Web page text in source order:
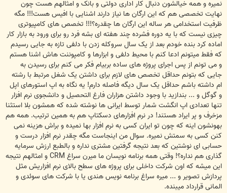
نمیره و همه خیالشون دنبال کار اداری دولتی و بانک و امثالهم هست چون
نهایت تخصصی هم که این ارگان ها نیاز دارند اشنایی با افیس هست!!! مگه
ظرفیت استخدامی هر ساله این ارگان ها چقدره؟!!! تخصص های کامپیوتری
چیزی نیست که با یه دوره فشرده چند هفته ای بشه فرد رو برای ورود به بازار کار
اماده کرد بنده خودم بعد از یک سال سروکله زدن با دلفی تازه به جایی رسیدم
که فقط میتونم ادعا کنم با محیط دلفی و ابزارها و کامپوننت هاش اشنا هستم
و می تونم از پس اجرای پروژه های ساده بربیام فکر می کنم برای رسیدن به
جایی که بتونم حداقل تخصص های لازم برای داشتن یک شغل مرتبط با رشته
ام داشته باشم حداقل یک سال دیگه فاصله دارم! یه نگاه به اپ استورهای اپل
و گوگل و ... بندازید با وجود داشتن هزاران فارغ التحصیل و دانشجوی نرم افزار
تنها تعدادی اپ انگشت شمار توسط ایرانی ها نوشته شده که همشون بلا استثنا
مزخرف و پر ایراد هستند! در نرم افزارهای دسکتاپ هم به همین ترتیب. همه هم
بهونشون اینه که چون تو ایران کسی به نرم افزار بها نمیده و براش هزینه نمی
کنن کسی به سمتش نمیره. سوال من اینجاست مگه چقدر نرم افزار درست و
حسابی ای نوشتین که بعد نتیجه گرفتین مشتری نداره و بالطبع ارزش سرمایه
گذاری هم نداره؟! وقتی همه برنامه نویسان ما میرن سراغ CRM و امثالهم نتیجه
این میشه که اون شرکت داخلی برای پروژه های سطح بالای نرم افزاریش مثل
پردازش تصویر و ... میره سراغ برنامه نویس هندی یا با شرکت های سوئدی و
المانی قرارداد میبنده.